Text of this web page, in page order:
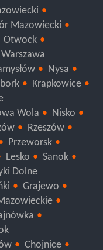
Płońsk
Mazowiecki
Otwock
Warszawa
Nysa
Wola
Nisko
Rzeszów
Przeworsk
Lesko
Dolne
Grajewo